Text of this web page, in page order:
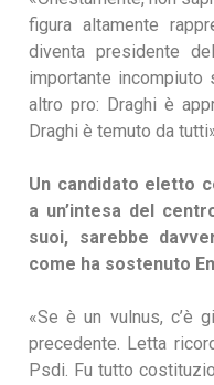
figura altamente
diventa presidente
importante
altro pro: Draghi è
Draghi è temuto da
Un candidato eletto
a un’intesa del
suoi, sarebbe
come ha sostenuto
«Se è un vulnus, c’è
precedente. Letta
Psdi. Fu tutto